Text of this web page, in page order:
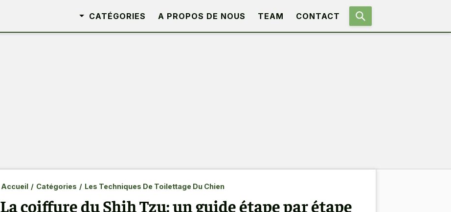
CATÉGORIES A PROPOS DE NOUS TEAM CONTACT
Accueil / Catégories / Les Techniques De Toilettage Du Chien
La coiffure du Shih Tzu: un guide étape par étape